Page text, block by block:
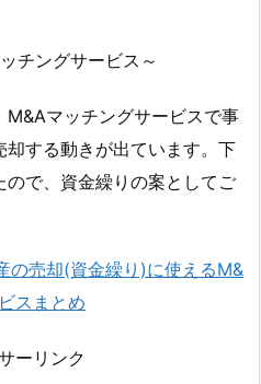
チングサービス～
マッチングサービスで事
する動きが出ています。下
で、資金繰りの案としてご
の売却(資金繰り)に使えるM&
スまとめ
ーリンク